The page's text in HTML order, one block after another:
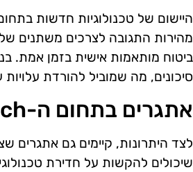
היישום של טכנולוגיות חדשות
מהירות התגובה לצרכים משתנים
ביטוח מותאמות אישית בזמן אמת.
סיכונים, מה שמוביל להורדת
אתגרים בתחום ה-InsurTech
לצד היתרונות, קיימים גם אתגרים
שיכולים להקשות על חדירת